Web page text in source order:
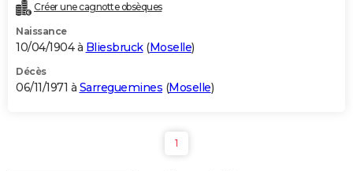
Créer une cagnotte obsèques
Naissance
10/04/1904 à Bliesbruck(Moselle)
Décès
06/11/1971 à Sarreguemines (Moselle)
1